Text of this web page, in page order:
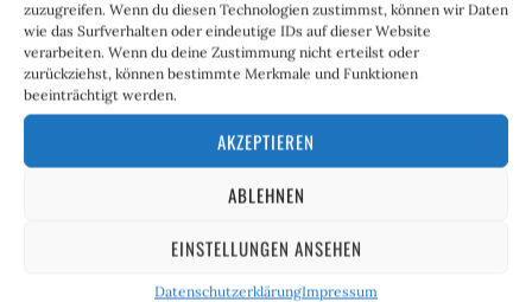
zuzugreifen. Wenn du diesen Technologien zustimmst, können wir Daten
wie das Surfverhalten oder eindeutige IDs auf dieser Website
verarbeiten. Wenn du deine Zustimmung nicht erteilst oder
zurückziehst, können bestimmte Merkmale und Funktionen
beeinträchtigt werden.
AKZEPTIEREN
ABLEHNEN
EINSTELLUNGEN ANSEHEN
DatenschutzerklärungImpressum
schlechthin. Dass ein Unternehmen aufzubauen und zu
verwalten, eine größere Leistung ist, als in der „taz“-
Redaktion zu sitzen, sei mal dahingestellt. Im Falle
Thelens trifft es schlichtweg nicht zu, da er viele
erfolgreiche Unternehmen gegründet und geleitet hat.
Dass bei jemandem, der in Dutzende Unternehmen
dabei sind, gehört genauso dazu wie Journalisten, die
Zusammenfassung:Herrmann zeigt sich schlagfertig,